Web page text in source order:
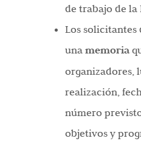
de trabajo de la
Los solicitantes
una memoria
organizadores,
realización,
número
objetivos y